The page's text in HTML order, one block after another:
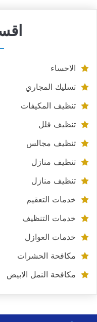
الاحساء
تسليك المجاري
تنظيف المكيفات
تنظيف فلل
تنظيف مجالس
تنظيف منازل
تنظيف منازل
خدمات التعقيم
خدمات التنظيف
خدمات العوازل
مكافحة الحشرات
مكافحة النمل الابيض